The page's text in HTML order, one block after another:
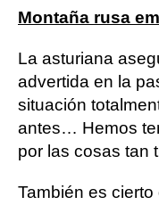
Montaña rusa
La asturiana
advertida en la
situación
antes… Hemos
por las cosas tan
También es